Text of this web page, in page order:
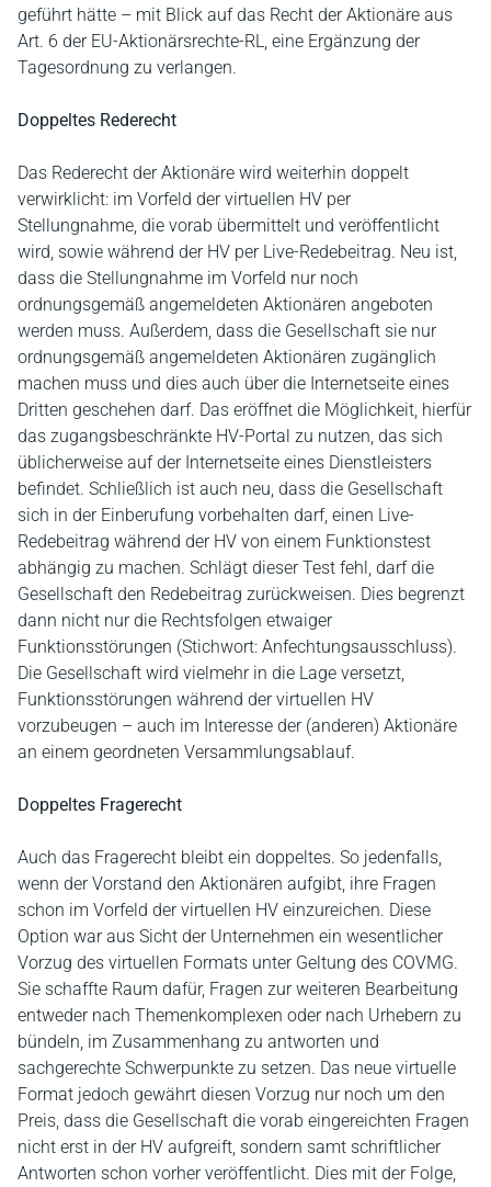
geführt hätte – mit Blick auf das Recht der Aktionäre aus
Art. 6 der EU-Aktionärsrechte-RL, eine Ergänzung der
Tagesordnung zu verlangen.
Doppeltes Rederecht
Das Rederecht der Aktionäre wird weiterhin doppelt
verwirklicht: im Vorfeld der virtuellen HV per
Stellungnahme, die vorab übermittelt und veröffentlicht
wird, sowie während der HV per Live-Redebeitrag. Neu ist,
dass die Stellungnahme im Vorfeld nur noch
ordnungsgemäß angemeldeten Aktionären angeboten
werden muss. Außerdem, dass die Gesellschaft sie nur
ordnungsgemäß angemeldeten Aktionären zugänglich
machen muss und dies auch über die Internetseite eines
Dritten geschehen darf. Das eröffnet die Möglichkeit, hierfür
das zugangsbeschränkte HV-Portal zu nutzen, das sich
üblicherweise auf der Internetseite eines Dienstleisters
befindet. Schließlich ist auch neu, dass die Gesellschaft
sich in der Einberufung vorbehalten darf, einen Live-
Redebeitrag während der HV von einem Funktionstest
abhängig zu machen. Schlägt dieser Test fehl, darf die
Gesellschaft den Redebeitrag zurückweisen. Dies begrenzt
dann nicht nur die Rechtsfolgen etwaiger
Funktionsstörungen (Stichwort: Anfechtungsausschluss).
Die Gesellschaft wird vielmehr in die Lage versetzt,
Funktionsstörungen während der virtuellen HV
vorzubeugen – auch im Interesse der (anderen) Aktionäre
an einem geordneten Versammlungsablauf.
Doppeltes Fragerecht
Auch das Fragerecht bleibt ein doppeltes. So jedenfalls,
wenn der Vorstand den Aktionären aufgibt, ihre Fragen
schon im Vorfeld der virtuellen HV einzureichen. Diese
Option war aus Sicht der Unternehmen ein wesentlicher
Vorzug des virtuellen Formats unter Geltung des COVMG.
Sie schaffte Raum dafür, Fragen zur weiteren Bearbeitung
entweder nach Themenkomplexen oder nach Urhebern zu
bündeln, im Zusammenhang zu antworten und
sachgerechte Schwerpunkte zu setzen. Das neue virtuelle
Format jedoch gewährt diesen Vorzug nur noch um den
Preis, dass die Gesellschaft die vorab eingereichten Fragen
nicht erst in der HV aufgreift, sondern samt schriftlicher
Antworten schon vorher veröffentlicht. Dies mit der Folge,